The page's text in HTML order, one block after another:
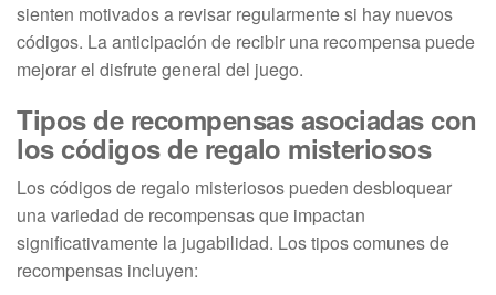
sienten motivados a revisar regularmente si hay nuevos
códigos. La anticipación de recibir una recompensa puede
mejorar el disfrute general del juego.
Tipos de recompensas asociadas con
los códigos de regalo misteriosos
Los códigos de regalo misteriosos pueden desbloquear
una variedad de recompensas que impactan
significativamente la jugabilidad. Los tipos comunes de
recompensas incluyen: